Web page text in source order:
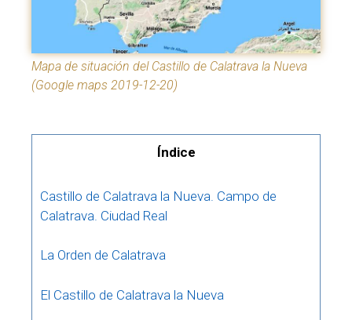
Mapa de situación del Castillo de Calatrava la Nueva
(Google maps 2019-12-20)
Índice
Castillo de Calatrava la Nueva. Campo de
Calatrava. Ciudad Real
La Orden de Calatrava
El Castillo de Calatrava la Nueva